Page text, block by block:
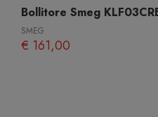
Bollitore Smeg
SMEG
€ 161,00